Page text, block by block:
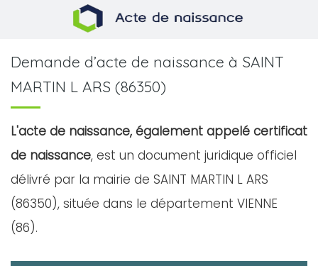
Demande d’acte de naissance à SAINT
MARTIN L ARS (86350)
L'acte de naissance, également appelé certificat
de naissance, est un document juridique officiel
délivré par la mairie de SAINT MARTIN L ARS
(86350), située dans le département VIENNE
(86).